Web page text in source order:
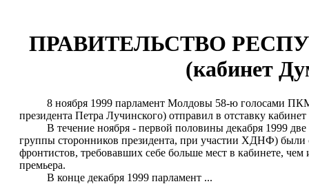
ПРАВИТЕЛЬСТВО
(кабинет
8 ноября 1999 парламент Молдовы 58-ю голосами
президента Петра Лучинского) отправил в отставку
В течение ноября - первой половины декабря 1999 две
группы сторонников президента, при участии ХДНФ) были
фронтистов, требовавших себе больше мест в кабинете,
премьера.
В конце декабря 1999 парламент ...